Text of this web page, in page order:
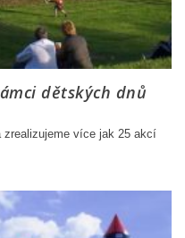
dětských dnů
zrealizujeme více jak 25 akcí